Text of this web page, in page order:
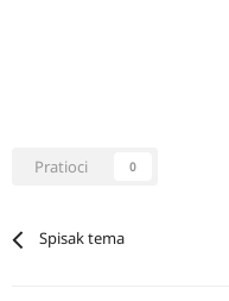
Pratioci 0
Spisak tema